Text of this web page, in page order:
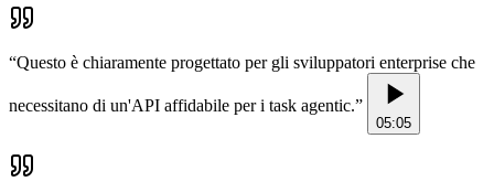
“Questo è chiaramente progettato per gli sviluppatori enterprise che
necessitano di un'API affidabile per i task agentic.”
05:05